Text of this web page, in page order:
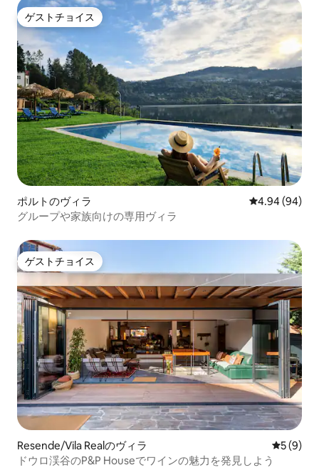
ゲストチョイス
ゲストチョイス
ポルトのヴィラ レビュー94件
4.94 (94)
グループや家族向けの専用ヴィラ
ゲストチョイス
ゲストチョイス
Resende/Vila Realのヴィラ レビュー
5 (9)
ドウロ渓谷のP&P Houseでワインの魅力を発見しよう